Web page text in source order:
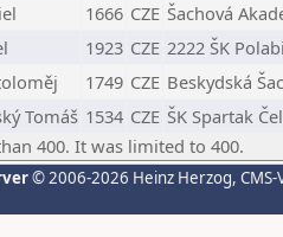
1666 CZE Šachová
1923 CZE 2222 ŠK
1749 CZE Beskydská
Tomáš 1534 CZE ŠK Spartak
400. It was limited to 400.
© 2006-2026 Heinz Herzog,